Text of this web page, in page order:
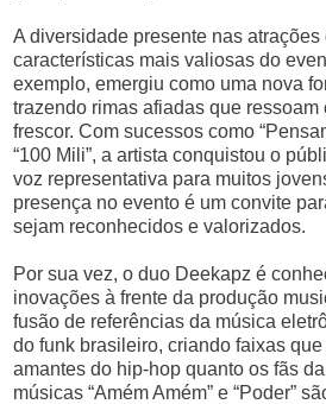
A diversidade presente nas
características mais valiosas do
exemplo, emergiu como uma nova
trazendo rimas afiadas que ressoam
frescor. Com sucessos como
“100 Mili”, a artista conquistou o
voz representativa para muitos
presença no evento é um convite
sejam reconhecidos e valorizados.
Por sua vez, o duo Deekapz é
inovações à frente da produção
fusão de referências da música
do funk brasileiro, criando faixas
amantes do hip-hop quanto os fãs
músicas “Amém Amém” e “Poder”